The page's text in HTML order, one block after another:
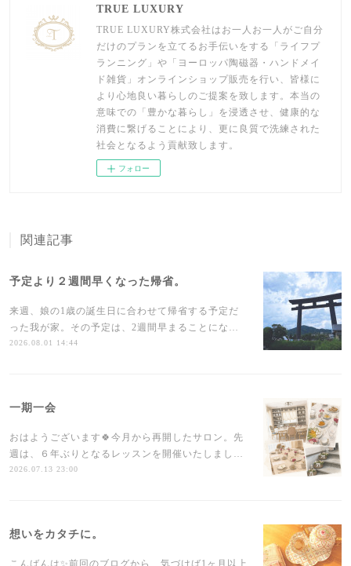
TRUE LUXURY
TRUE LUXURY株式会社はお一人お一人がご自分
だけのプランを立てるお手伝いをする「ライフプ
ランニング」や「ヨーロッパ陶磁器・ハンドメイ
ド雑貨」オンラインショップ販売を行い、皆様に
より心地良い暮らしのご提案を致します。本当の
意味での「豊かな暮らし」を浸透させ、健康的な
消費に繋げることにより、更に良質で洗練された
社会となるよう貢献致します。
フォロー
関連記事
予定より２週間早くなった帰省。
来週、娘の1歳の誕生日に合わせて帰省する予定だ
った我が家。その予定は、2週間早まることにな…
2026.08.01 14:44
一期一会
おはようございます🍀今月から再開したサロン。先
週は、６年ぶりとなるレッスンを開催いたしまし…
2026.07.13 23:00
想いをカタチに。
こんばんは✨前回のブログから、気づけば1ヶ月以上